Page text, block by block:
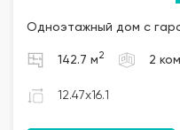
Одноэтажный дом с
142.7 м 2 2
12.47x16.1